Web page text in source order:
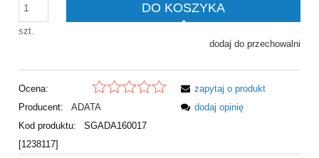
szt.
DO KOSZYKA
dodaj do przechowalni
Ocena:
Producent:
ADATA
Kod produktu:
SGADA160017
[1238117]
zapytaj o produkt
dodaj opinię